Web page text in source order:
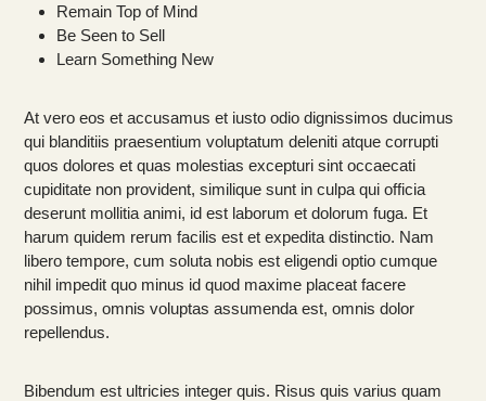
Remain Top of Mind
Be Seen to Sell
Learn Something New
At vero eos et accusamus et iusto odio dignissimos ducimus
qui blanditiis praesentium voluptatum deleniti atque corrupti
quos dolores et quas molestias excepturi sint occaecati
cupiditate non provident, similique sunt in culpa qui officia
deserunt mollitia animi, id est laborum et dolorum fuga. Et
harum quidem rerum facilis est et expedita distinctio. Nam
libero tempore, cum soluta nobis est eligendi optio cumque
nihil impedit quo minus id quod maxime placeat facere
possimus, omnis voluptas assumenda est, omnis dolor
repellendus.
Bibendum est ultricies integer quis. Risus quis varius quam